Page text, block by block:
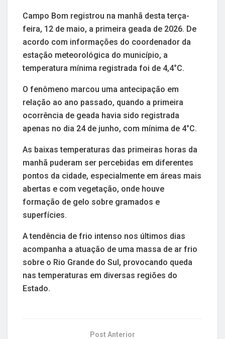
Campo Bom registrou na manhã desta terça-
feira, 12 de maio, a primeira geada de 2026. De
acordo com informações do coordenador da
estação meteorológica do município, a
temperatura mínima registrada foi de 4,4°C.
O fenômeno marcou uma antecipação em
relação ao ano passado, quando a primeira
ocorrência de geada havia sido registrada
apenas no dia 24 de junho, com mínima de 4°C.
As baixas temperaturas das primeiras horas da
manhã puderam ser percebidas em diferentes
pontos da cidade, especialmente em áreas mais
abertas e com vegetação, onde houve
formação de gelo sobre gramados e
superfícies.
A tendência de frio intenso nos últimos dias
acompanha a atuação de uma massa de ar frio
sobre o Rio Grande do Sul, provocando queda
nas temperaturas em diversas regiões do
Estado.
Post Anterior